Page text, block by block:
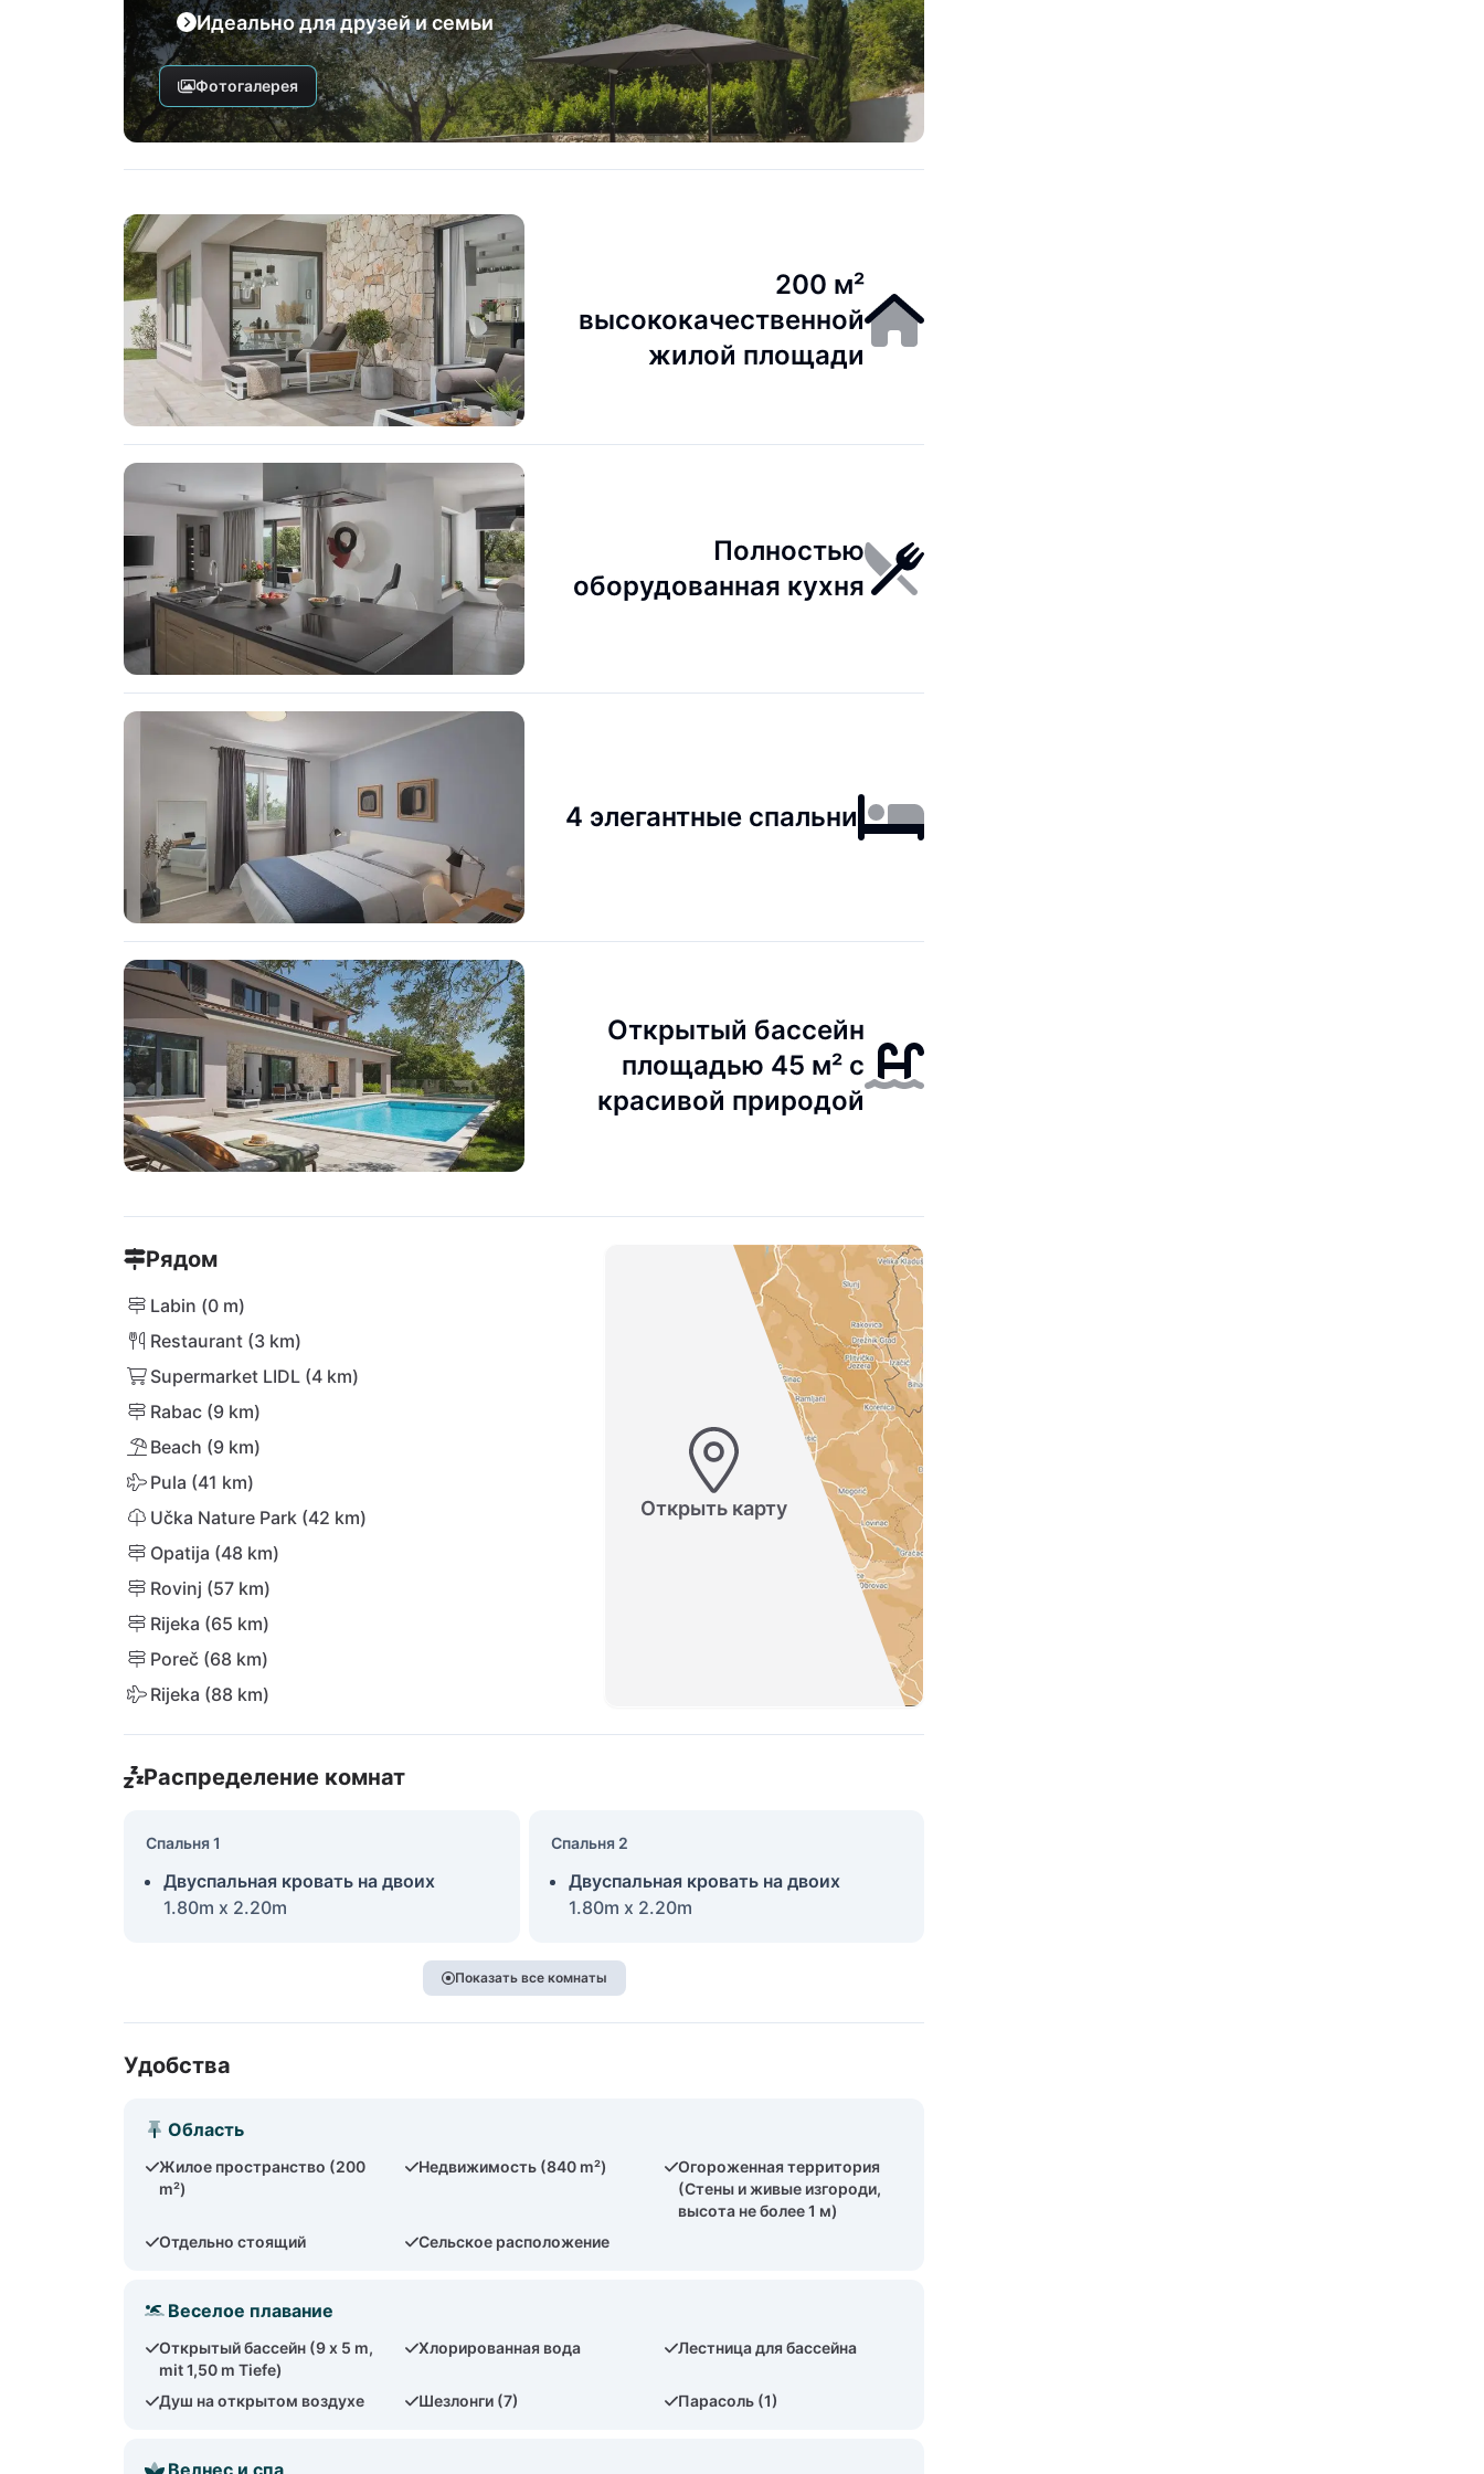
Идеально для друзей и семьи
Фотогалерея
200 м²
высококачественной
жилой площади
Полностью
оборудованная кухня
4 элегантные спальни
Открытый бассейн
площадью 45 м² с
красивой природой
Рядом
Labin (0 m)
Restaurant (3 km)
Supermarket LIDL (4 km)
Rabac (9 km)
Beach (9 km)
Pula (41 km)
Učka Nature Park (42 km)
Opatija (48 km)
Rovinj (57 km)
Rijeka (65 km)
Poreč (68 km)
Rijeka (88 km)
Открыть карту
Распределение комнат
Спальня 1
Двуспальная кровать на двоих
1.80m x 2.20m
Спальня 2
Двуспальная кровать на двоих
1.80m x 2.20m
Показать все комнаты
Удобства
Область
Жилое пространство (200
m²)
Недвижимость (840 m²)
Огороженная территория
(Стены и живые изгороди,
высота не более 1 м)
Отдельно стоящий
Сельское расположение
Веселое плавание
Открытый бассейн (9 x 5 m,
mit 1,50 m Tiefe)
Хлорированная вода Лестница для бассейна
Душ на открытом воздухе Шезлонги (7) Парасоль (1)
Велнес и спа